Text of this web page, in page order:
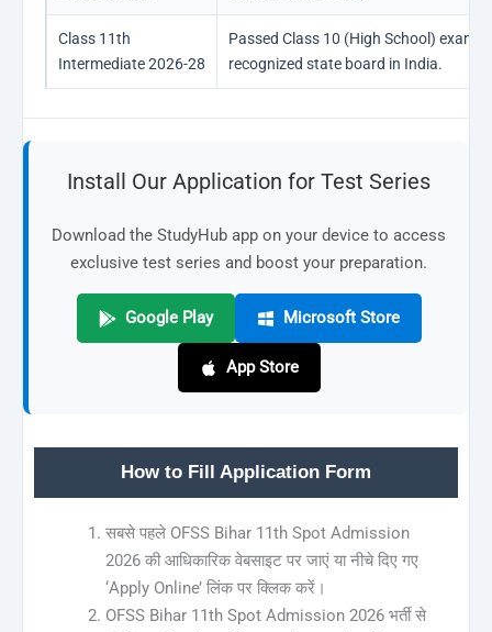
Class 11th
Intermediate 2026-28
Passed Class 10 (High School) exam
recognized state board in India.
Install Our Application for Test Series
Download the StudyHub app on your device to access
exclusive test series and boost your preparation.
Google Play Microsoft Store
App Store
How to Fill Application Form
सबसे पहले OFSS Bihar 11th Spot Admission
2026 की आधिकारिक वेबसाइट पर जाएं या नीचे दिए गए
‘Apply Online’ लिंक पर क्लिक करें।
OFSS Bihar 11th Spot Admission 2026 भर्ती से